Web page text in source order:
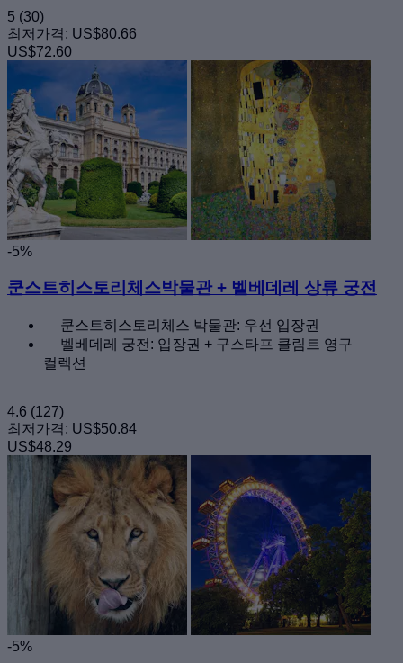
5 (30)
최저가격: US$80.66
US$72.60
-5%
쿤스트히스토리체스박물관 + 벨베데레 상류 궁전
쿤스트히스토리체스 박물관: 우선 입장권
벨베데레 궁전: 입장권 + 구스타프 클림트 영구
컬렉션
4.6 (127)
최저가격: US$50.84
US$48.29
-5%